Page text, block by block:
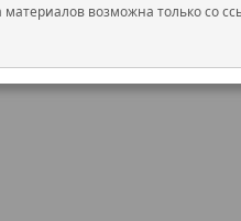
возможна только со